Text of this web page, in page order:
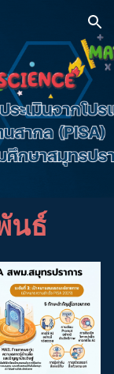
Skip to navigation
นธ์